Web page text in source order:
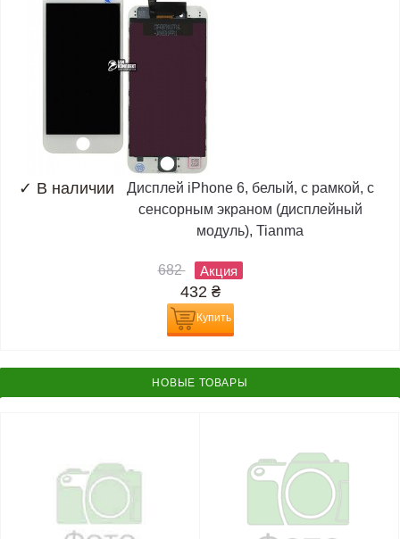
✓ В наличии
Дисплей iPhone 6, белый, с рамкой, с
сенсорным экраном (дисплейный
модуль), Tianma
682 Акция
432 ₴
Купить
НОВЫЕ ТОВАРЫ